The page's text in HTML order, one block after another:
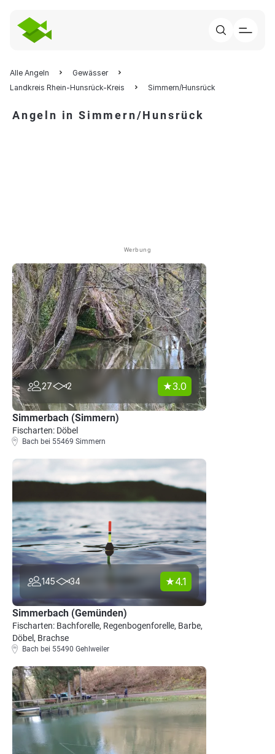
Alle Angeln
Gewässer
Landkreis Rhein-Hunsrück-Kreis
Simmern/Hunsrück
Angeln in Simmern/Hunsrück
Werbung
27 2 3.0
Simmerbach (Simmern)
Fischarten: Döbel
Bach bei 55469 Simmern
145 34 4.1
Simmerbach (Gemünden)
Fischarten: Bachforelle, Regenbogenforelle, Barbe,
Döbel, Brachse
Bach bei 55490 Gehlweiler